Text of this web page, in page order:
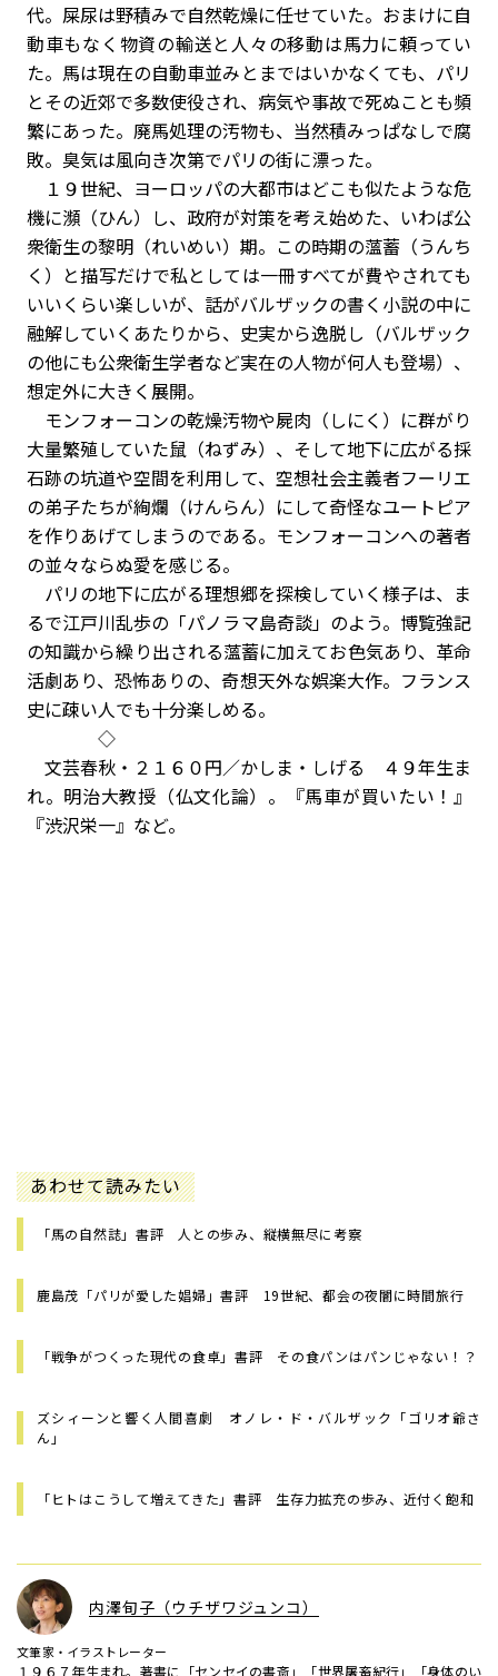
代。屎尿は野積みで自然乾燥に任せていた。おまけに自
動車もなく物資の輸送と人々の移動は馬力に頼ってい
た。馬は現在の自動車並みとまではいかなくても、パリ
とその近郊で多数使役され、病気や事故で死ぬことも頻
繁にあった。廃馬処理の汚物も、当然積みっぱなしで腐
敗。臭気は風向き次第でパリの街に漂った。
１９世紀、ヨーロッパの大都市はどこも似たような危
機に瀕（ひん）し、政府が対策を考え始めた、いわば公
衆衛生の黎明（れいめい）期。この時期の薀蓄（うんち
く）と描写だけで私としては一冊すべてが費やされても
いいくらい楽しいが、話がバルザックの書く小説の中に
融解していくあたりから、史実から逸脱し（バルザック
の他にも公衆衛生学者など実在の人物が何人も登場）、
想定外に大きく展開。
モンフォーコンの乾燥汚物や屍肉（しにく）に群がり
大量繁殖していた鼠（ねずみ）、そして地下に広がる採
石跡の坑道や空間を利用して、空想社会主義者フーリエ
の弟子たちが絢爛（けんらん）にして奇怪なユートピア
を作りあげてしまうのである。モンフォーコンへの著者
の並々ならぬ愛を感じる。
パリの地下に広がる理想郷を探検していく様子は、ま
るで江戸川乱歩の「パノラマ島奇談」のよう。博覧強記
の知識から繰り出される薀蓄に加えてお色気あり、革命
活劇あり、恐怖ありの、奇想天外な娯楽大作。フランス
史に疎い人でも十分楽しめる。
◇
文芸春秋・２１６０円／かしま・しげる ４９年生ま
れ。明治大教授（仏文化論）。『馬車が買いたい！』
『渋沢栄一』など。
あわせて読みたい
「馬の自然誌」書評 人との歩み、縦横無尽に考察
鹿島茂「パリが愛した娼婦」書評 19世紀、都会の夜闇に時間旅行
「戦争がつくった現代の食卓」書評 その食パンはパンじゃない！？
ズシィーンと響く人間喜劇 オノレ・ド・バルザック「ゴリオ爺さ
ん」
「ヒトはこうして増えてきた」書評 生存力拡充の歩み、近付く飽和
内澤旬子（ウチザワジュンコ）
文筆家・イラストレーター
１９６７年生まれ。著書に「センセイの書斎」「世界屠畜紀行」「身体のい